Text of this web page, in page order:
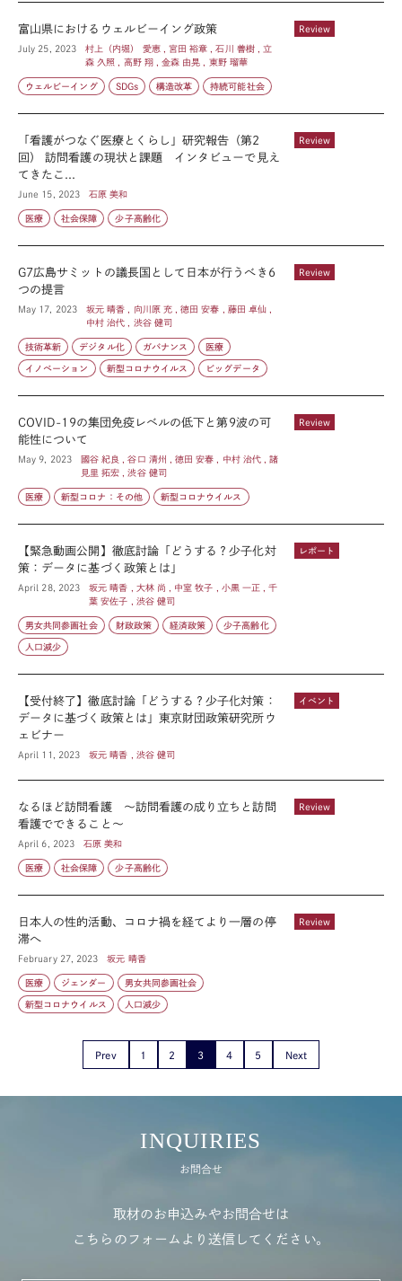
Review
富山県におけるウェルビーイング政策
July 25, 2023
村上（内堀） 愛恵 , 宮田 裕章 , 石川 善樹 , 立
森 久照 , 高野 翔 , 金森 由晃 , 東野 瑠華
ウェルビーイング SDGs 構造改革 持続可能社会
Review
「看護がつなぐ医療とくらし」研究報告（第2
回） 訪問看護の現状と課題 インタビューで見え
てきたこ...
June 15, 2023 石原 美和
医療 社会保障 少子高齢化
Review
G7広島サミットの議長国として日本が行うべき6
つの提言
May 17, 2023
坂元 晴香 , 向川原 充 , 徳田 安春 , 藤田 卓仙 ,
中村 治代 , 渋谷 健司
技術革新 デジタル化 ガバナンス 医療
イノベーション 新型コロナウイルス ビッグデータ
Review
COVID-19の集団免疫レベルの低下と第9波の可
能性について
May 9, 2023
國谷 紀良 , 谷口 清州 , 徳田 安春 , 中村 治代 , 諸
見里 拓宏 , 渋谷 健司
医療 新型コロナ：その他 新型コロナウイルス
レポート
【緊急動画公開】徹底討論「どうする？少子化対
策：データに基づく政策とは」
April 28, 2023
坂元 晴香 , 大林 尚 , 中室 牧子 , 小黒 一正 , 千
葉 安佐子 , 渋谷 健司
男女共同参画社会 財政政策 経済政策 少子高齢化
人口減少
イベント
【受付終了】徹底討論「どうする？少子化対策：
データに基づく政策とは」東京財団政策研究所ウ
ェビナー
April 11, 2023 坂元 晴香 , 渋谷 健司
Review
なるほど訪問看護 ～訪問看護の成り立ちと訪問
看護でできること～
April 6, 2023 石原 美和
医療 社会保障 少子高齢化
Review
日本人の性的活動、コロナ禍を経てより一層の停
滞へ
February 27, 2023 坂元 晴香
医療 ジェンダー 男女共同参画社会
新型コロナウイルス 人口減少
Prev 1 2 3 4 5 Next
INQUIRIES
お問合せ
取材のお申込みやお問合せは
こちらのフォームより送信してください。